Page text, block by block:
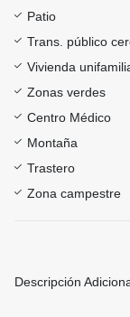
Patio
Trans. público
Vivienda
Zonas verdes
Centro Médico
Montaña
Trastero
Zona campestre
Descripción